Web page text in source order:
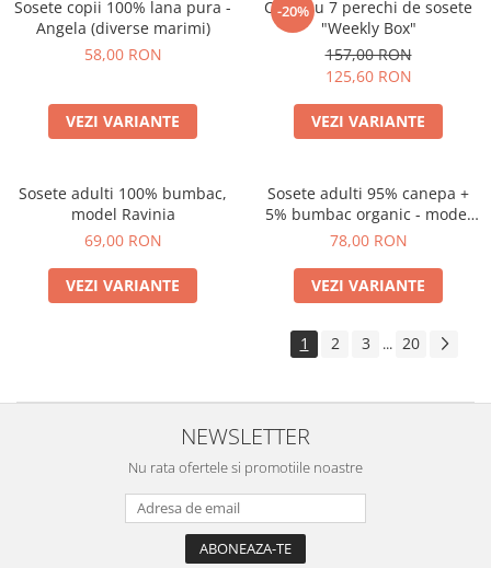
Sosete copii 100% lana pura -
Angela (diverse marimi)
58,00 RON
VEZI VARIANTE
-20%
Cutie cu 7 perechi de sosete
"Weekly Box"
157,00 RON
125,60 RON
VEZI VARIANTE
Sosete adulti 100% bumbac,
model Ravinia
69,00 RON
VEZI VARIANTE
Sosete adulti 95% canepa +
5% bumbac organic - model
Paola (diverse marimi)
78,00 RON
VEZI VARIANTE
1 2 3 ... 20
NEWSLETTER
Nu rata ofertele si promotiile noastre